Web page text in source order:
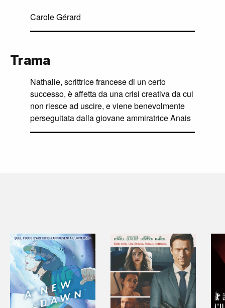
Carole Gérard
Trama
Nathalie, scrittrice francese di un certo
successo, è affetta da una crisi creativa da cui
non riesce ad uscire, e viene benevolmente
perseguitata dalla giovane ammiratrice Anais